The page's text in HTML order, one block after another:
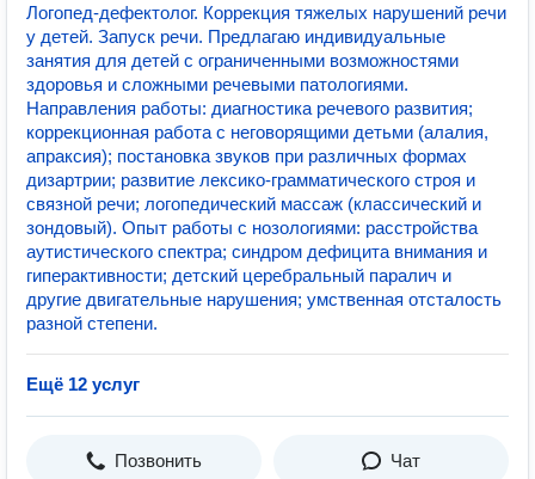
Логопед-дефектолог. Коррекция тяжелых нарушений речи
у детей. Запуск речи. Предлагаю индивидуальные
занятия для детей с ограниченными возможностями
здоровья и сложными речевыми патологиями.
Направления работы: диагностика речевого развития;
коррекционная работа с неговорящими детьми (алалия,
апраксия); постановка звуков при различных формах
дизартрии; развитие лексико-грамматического строя и
связной речи; логопедический массаж (классический и
зондовый). Опыт работы с нозологиями: расстройства
аутистического спектра; синдром дефицита внимания и
гиперактивности; детский церебральный паралич и
другие двигательные нарушения; умственная отсталость
разной степени.
Ещё 12 услуг
Позвонить Чат